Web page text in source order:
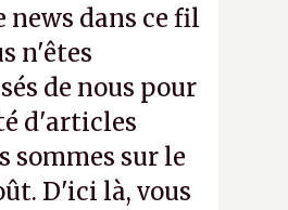
news dans ce fil
n'êtes
de nous pour
d'articles
sommes sur le
D'ici là, vous